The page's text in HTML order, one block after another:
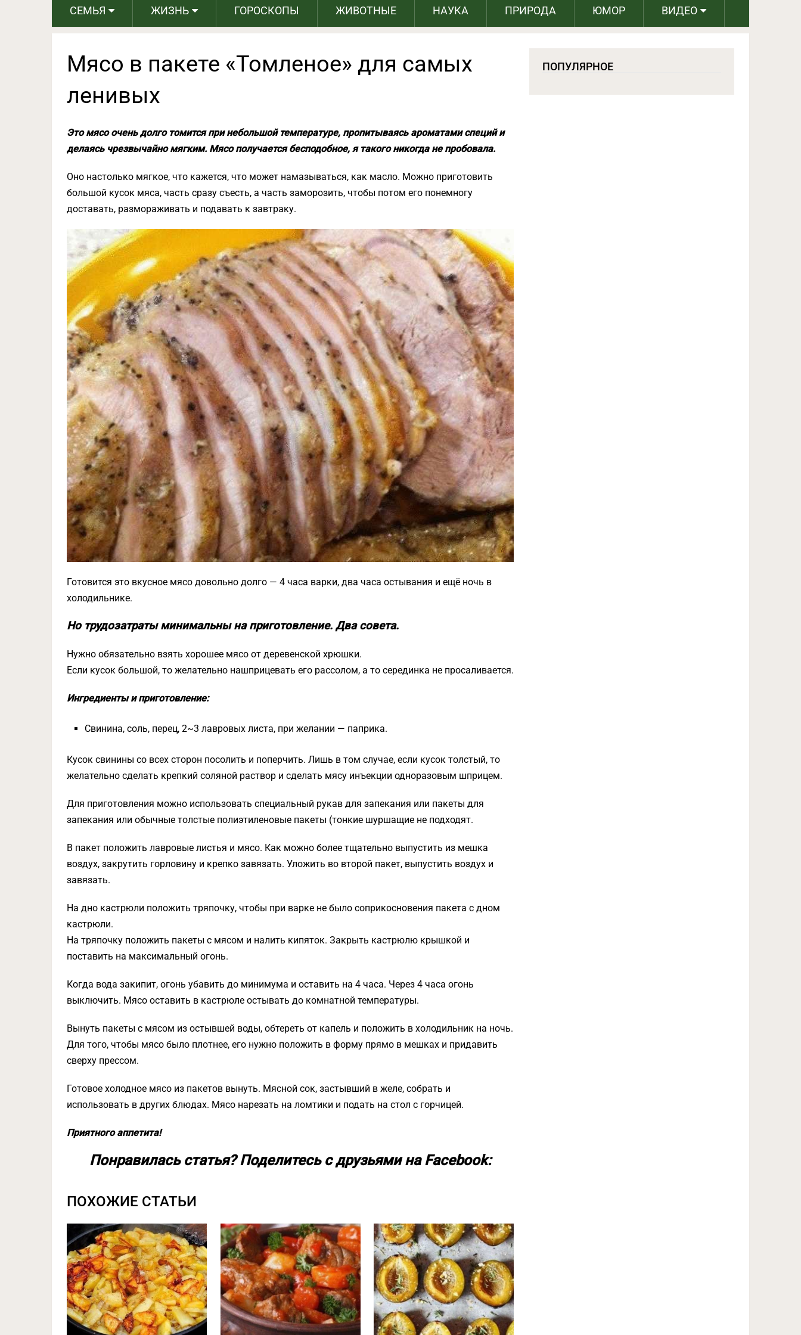
СЕМЬЯ ЖИЗНЬ ГОРОСКОПЫ ЖИВОТНЫЕ НАУКА ПРИРОДА ЮМОР ВИДЕО
Мясо в пакете «Томленое» для самых
ленивых
Это мясо очень долго томится при небольшой температуре, пропитываясь ароматами специй и
делаясь чрезвычайно мягким. Мясо получается бесподобное, я такого никогда не пробовала.
Оно настолько мягкое, что кажется, что может намазываться, как масло. Можно приготовить
большой кусок мяса, часть сразу съесть, а часть заморозить, чтобы потом его понемногу
доставать, размораживать и подавать к завтраку.
Готовится это вкусное мясо довольно долго — 4 часа варки, два часа остывания и ещё ночь в
холодильнике.
Но трудозатраты минимальны на приготовление. Два совета.
Нужно обязательно взять хорошее мясо от деревенской хрюшки.
Если кусок большой, то желательно нашприцевать его рассолом, а то серединка не просаливается.
Ингредиенты и приготовление:
Свинина, соль, перец, 2~3 лавровых листа, при желании — паприка.
Кусок свинины со всех сторон посолить и поперчить. Лишь в том случае, если кусок толстый, то
желательно сделать крепкий соляной раствор и сделать мясу инъекции одноразовым шприцем.
Для приготовления можно использовать специальный рукав для запекания или пакеты для
запекания или обычные толстые полиэтиленовые пакеты (тонкие шуршащие не подходят.
В пакет положить лавровые листья и мясо. Как можно более тщательно выпустить из мешка
воздух, закрутить горловину и крепко завязать. Уложить во второй пакет, выпустить воздух и
завязать.
На дно кастрюли положить тряпочку, чтобы при варке не было соприкосновения пакета с дном
кастрюли.
На тряпочку положить пакеты с мясом и налить кипяток. Закрыть кастрюлю крышкой и
поставить на максимальный огонь.
Когда вода закипит, огонь убавить до минимума и оставить на 4 часа. Через 4 часа огонь
выключить. Мясо оставить в кастрюле остывать до комнатной температуры.
Вынуть пакеты с мясом из остывшей воды, обтереть от капель и положить в холодильник на ночь.
Для того, чтобы мясо было плотнее, его нужно положить в форму прямо в мешках и придавить
сверху прессом.
Готовое холодное мясо из пакетов вынуть. Мясной сок, застывший в желе, собрать и
использовать в других блюдах. Мясо нарезать на ломтики и подать на стол с горчицей.
Приятного аппетита!
Понравилась статья? Поделитесь с друзьями на Facebook:
ПОХОЖИЕ СТАТЬИ
ПОПУЛЯРНОЕ